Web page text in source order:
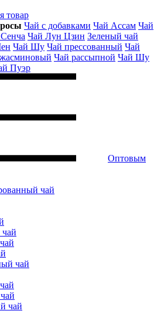
товар
Чай с добавками Чай Ассам Чай
Чай Лун Цзин Зеленый чай
Чай Шу Чай прессованный Чай
Чай рассыпной Чай Шу
Пуэр
Оптовым
чай
чай
чай